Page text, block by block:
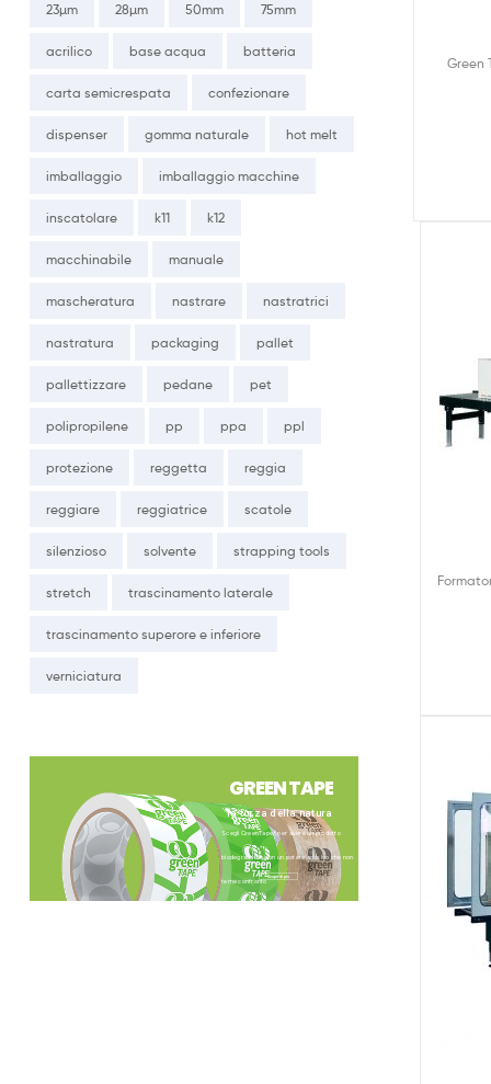
Green
23µm 28µm 50mm 75mm
acrilico base acqua batteria
carta semicrespata confezionare
dispenser gomma naturale hot melt
imballaggio imballaggio macchine
inscatolare k11 k12
macchinabile manuale
mascheratura nastrare nastratrici
nastratura packaging pallet
pallettizzare pedane pet
polipropilene pp ppa ppl
protezione reggetta reggia
reggiare reggiatrice scatole
silenzioso solvente strapping tools
stretch trascinamento laterale
trascinamento superore e inferiore
verniciatura
la forza della natura
Scegli GreenTape®per avere un prodotto
biodegradabile con un potere adesivo che non
teme confronto
Scopri di più
GREENTAPE